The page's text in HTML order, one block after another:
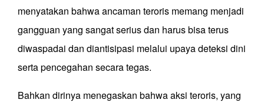
menyatakan bahwa ancaman teroris memang menjadi
gangguan yang sangat serius dan harus bisa terus
diwaspadai dan diantisipasi melalui upaya deteksi dini
serta pencegahan secara tegas.
Bahkan dirinya menegaskan bahwa aksi teroris, yang